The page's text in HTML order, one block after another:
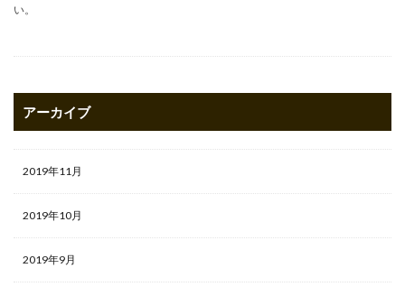
い。
アーカイブ
2019年11月
2019年10月
2019年9月